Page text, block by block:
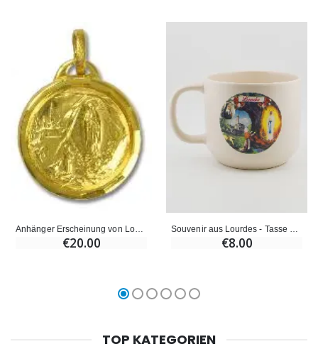
Anhänger Erscheinung von Lourdes Goldfarben & Wasser von Lourdes
€20.00 €8.00
TOP KATEGORIEN